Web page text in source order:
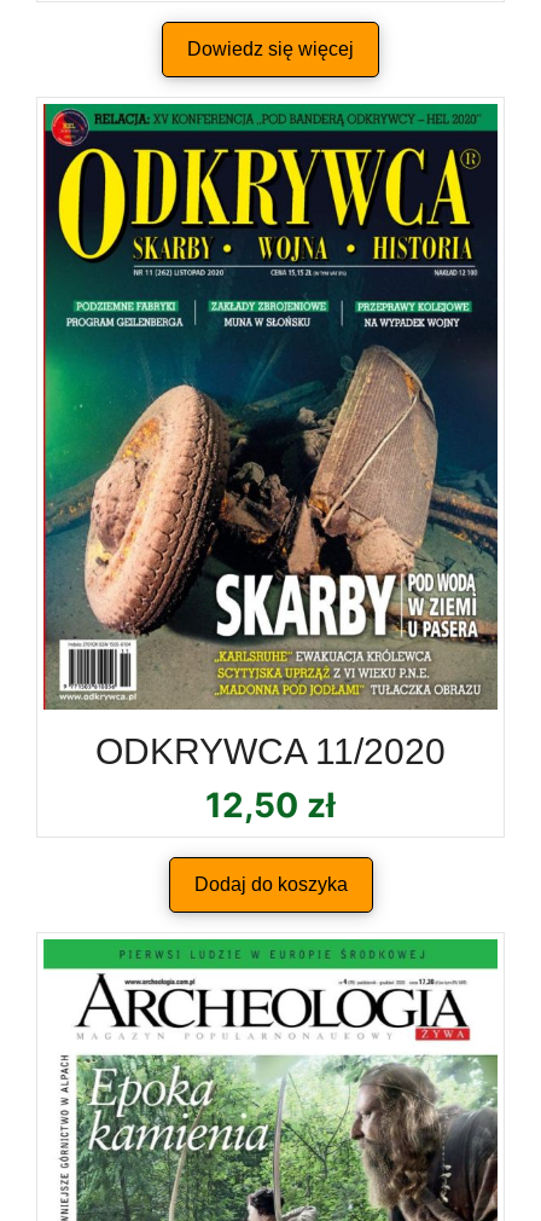
Dowiedz się więcej
ODKRYWCA 11/2020
12,50 zł
Dodaj do koszyka